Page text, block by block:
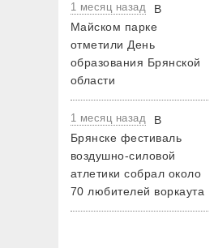
1 месяц назад
В
Майском парке
отметили День
образования Брянской
области
1 месяц назад
В
Брянске фестиваль
воздушно-силовой
атлетики собрал около
70 любителей воркаута